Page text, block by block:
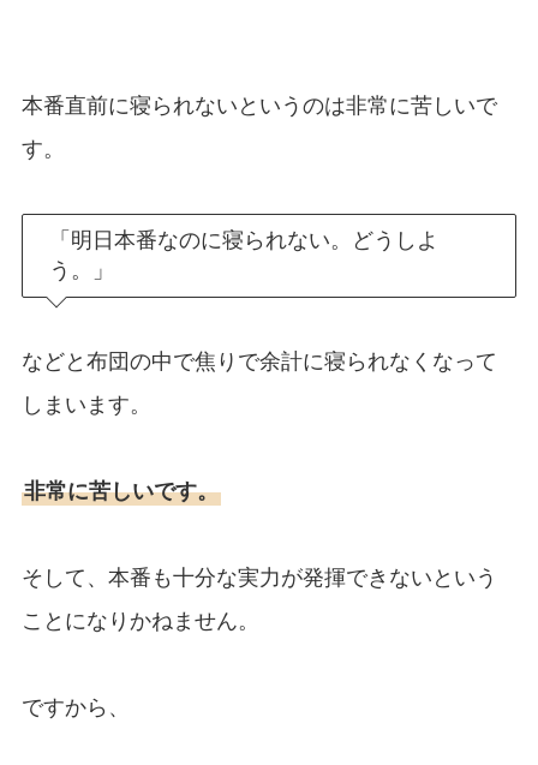
本番直前に寝られないというのは非常に苦しいで
す。
「明日本番なのに寝られない。どうしよ
う。」
などと布団の中で焦りで余計に寝られなくなって
しまいます。
非常に苦しいです。
そして、本番も十分な実力が発揮できないという
ことになりかねません。
ですから、